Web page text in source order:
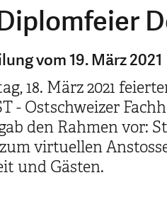
vom 19. März 2021
18. März 2021
- Ostschweizer
den Rahmen vor:
virtuellen
und Gästen.